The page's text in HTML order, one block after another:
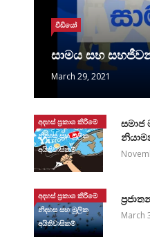
වීඩියෝ
සාමය සහ
March 29, 2021
අදහස් ප්‍රකාශ කිරීමේ
නිදහස සහ මූලික
අයිතිවාසිකම්
සමාජ
අදහස් ප්‍රකාශ කිරීමේ
නිදහස සහ මූලික
අයිතිවාසිකම්
March